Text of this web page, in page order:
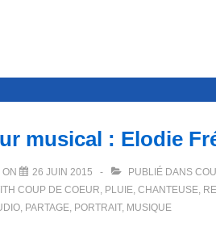
musical : Elodie
26 JUIN 2015 PUBLIÉ DANS
COUP DE COEUR, PLUIE, CHANTEUSE,
, PARTAGE, PORTRAIT, MUSIQUE